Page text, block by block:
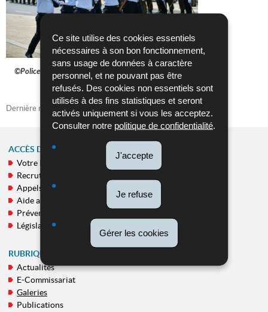
Ce site utilise des cookies essentiels
nécessaires à son bon fonctionnement,
sans usage de données à caractère
personnel, et ne pouvant pas être
refusés. Des cookies non essentiels sont
utilisés à des fins statistiques et seront
activés uniquement si vous les acceptez.
Consulter notre politique de confidentialité
J'accepte
Je refuse
Gérer les cookies
©Police Lëtzebuerg
Dernière mise à jour 24/06/2026
MENU
DE
NAVIGATION
ACCÈS DIRECT
Votre Police
Recrutement
Appels publics
Aide aux victimes
Prévention
Législation
RUBRIQUES TRANSVERSALES
Actualités
E-Commissariat
Galeries
Publications